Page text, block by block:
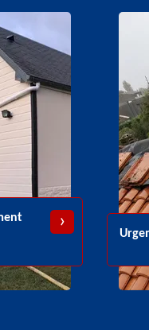
fuite de toiture 94